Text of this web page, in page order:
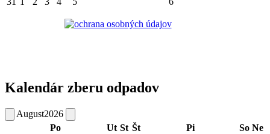
Kalendár zberu odpadov
August2026
Po
Ut St Št Pi So Ne